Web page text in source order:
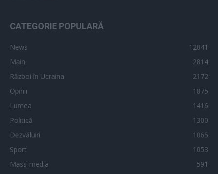
CATEGORIE POPULARĂ
News
12041
Main
2814
Război în Ucraina
2172
Opinii
1875
Lumea
1416
Politică
1300
Dezvăluiri
1065
Sport
1053
Mass-media
591